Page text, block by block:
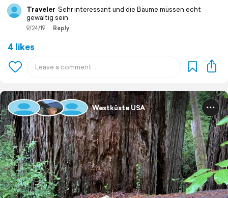
Traveler Sehr interessant und die Bäume müssen echt
gewaltig sein
9/24/19 Reply
4 likes
Westküste USA